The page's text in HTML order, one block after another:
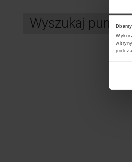
Wyszukaj punkt